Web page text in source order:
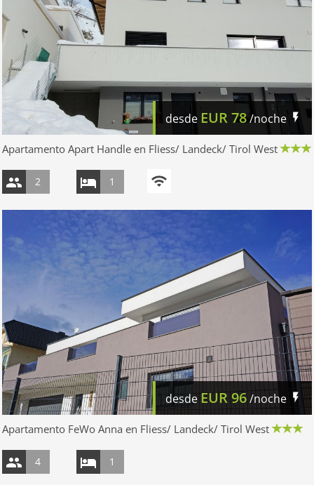
desde EUR78/noche
Apartamento Apart Handle en Fliess/ Landeck/ Tirol West
2 1
desde EUR96/noche
Apartamento FeWo Anna en Fliess/ Landeck/ Tirol West
4 1